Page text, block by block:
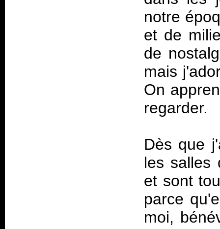
notre
et de
de
mais
On
regarder.
Dès que
les salles
et sont
parce
moi,